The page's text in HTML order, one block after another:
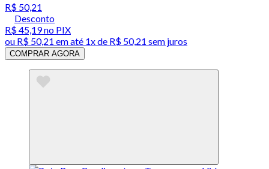
R$ 50,21
Desconto
R$ 45,19no PIX
ou R$ 50,21 em até 1x de R$ 50,21 sem juros
COMPRAR AGORA